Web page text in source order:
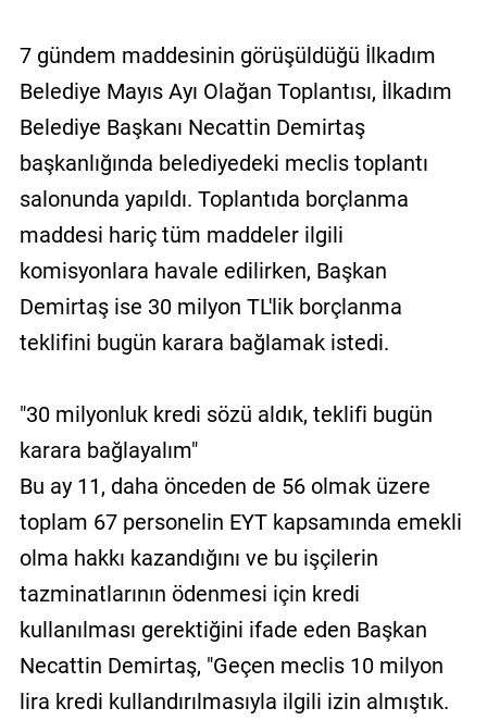
Sözleşmesi
7 gündem maddesinin görüşüldüğü İlkadım
Belediye Mayıs Ayı Olağan Toplantısı, İlkadım
Belediye Başkanı Necattin Demirtaş
başkanlığında belediyedeki meclis toplantı
salonunda yapıldı. Toplantıda borçlanma
maddesi hariç tüm maddeler ilgili
komisyonlara havale edilirken, Başkan
Demirtaş ise 30 milyon TL'lik borçlanma
teklifini bugün karara bağlamak istedi.
"30 milyonluk kredi sözü aldık, teklifi bugün
karara bağlayalım"
Bu ay 11, daha önceden de 56 olmak üzere
toplam 67 personelin EYT kapsamında emekli
olma hakkı kazandığını ve bu işçilerin
tazminatlarının ödenmesi için kredi
kullanılması gerektiğini ifade eden Başkan
Necattin Demirtaş, "Geçen meclis 10 milyon
lira kredi kullandırılmasıyla ilgili izin almıştık.